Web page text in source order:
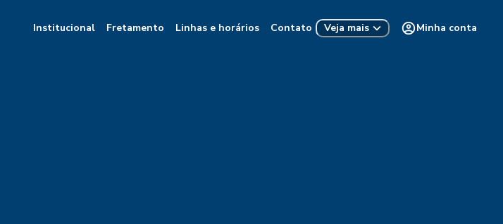
Institucional Fretamento Linhas e horários Contato Veja mais Minha conta